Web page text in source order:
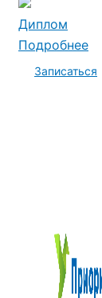
Диплом
Подробнее
Записаться